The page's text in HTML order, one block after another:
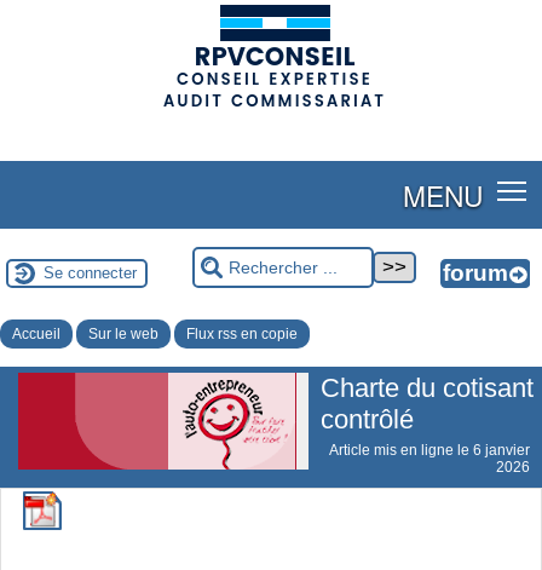
MENU
Se connecter
Accueil Sur le web Flux rss en copie
Charte du cotisant
contrôlé
Article mis en ligne le 6 janvier
2026